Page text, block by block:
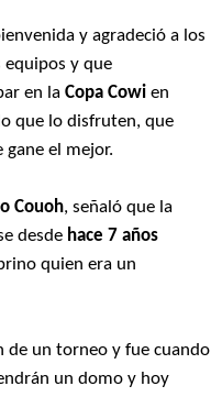
y agradeció a los
equipos y que
en la Copa Cowi en
que lo disfruten, que
el mejor.
Couoh, señaló que la
desde hace 7 años
quien era un
de un torneo y fue cuando
un domo y hoy